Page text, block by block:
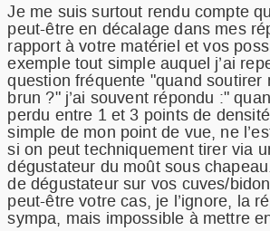
Je me suis surtout rendu compte
peut-être en décalage dans mes
rapport à votre matériel et vos
exemple tout simple auquel j’ai
question fréquente "quand soutirer
brun ?" j’ai souvent répondu :"
perdu entre 1 et 3 points de
simple de mon point de vue, ne
si on peut techniquement tirer via
dégustateur du moût sous
de dégustateur sur vos cuves/
peut-être votre cas, je l’ignore, la
sympa, mais impossible à mettre